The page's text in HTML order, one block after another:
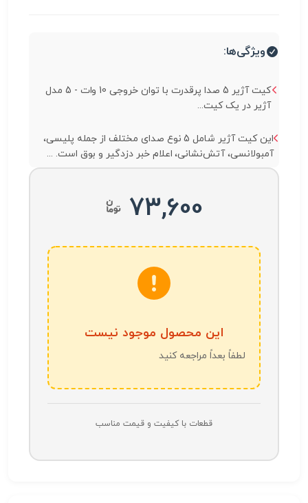
ویژگی‌ها:
کیت آژیر 5 صدا پرقدرت با توان خروجی 10 وات - 5 مدل
آژیر در یک کیت...
این کیت آژیر شامل 5 نوع صدای مختلف از جمله پلیسی،
آمبولانسی، آتش‌نشانی، اعلام خبر دزدگیر و بوق است. ...
73,600
این محصول موجود نیست
لطفاً بعداً مراجعه کنید
قطعات با کیفیت و قیمت مناسب